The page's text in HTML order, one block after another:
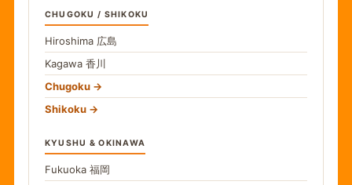
CHUGOKU / SHIKOKU
Hiroshima 広島
Kagawa 香川
Chugoku
Shikoku
KYUSHU & OKINAWA
Fukuoka 福岡